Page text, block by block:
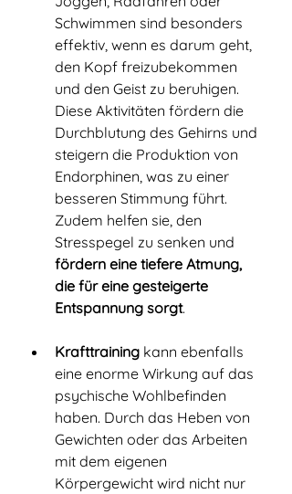
Schwimmen sind besonders
effektiv, wenn es darum geht,
den Kopf freizubekommen
und den Geist zu beruhigen.
Diese Aktivitäten fördern die
Durchblutung des Gehirns und
steigern die Produktion von
Endorphinen, was zu einer
besseren Stimmung führt.
Zudem helfen sie, den
Stresspegel zu senken und
fördern eine tiefere Atmung,
die für eine gesteigerte
Entspannung sorgt.
Krafttraining kann ebenfalls
eine enorme Wirkung auf das
psychische Wohlbefinden
haben. Durch das Heben von
Gewichten oder das Arbeiten
mit dem eigenen
Körpergewicht wird nicht nur